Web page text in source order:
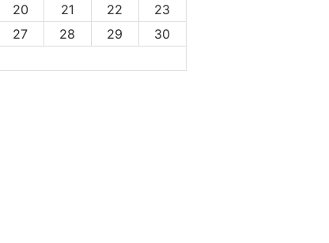
20 21 22
23
27 28 29
30